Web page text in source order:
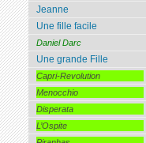
Jeanne
Une fille facile
Daniel Darc
Une grande Fille
Capri-Revolution
Menocchio
Disperata
L’Ospite